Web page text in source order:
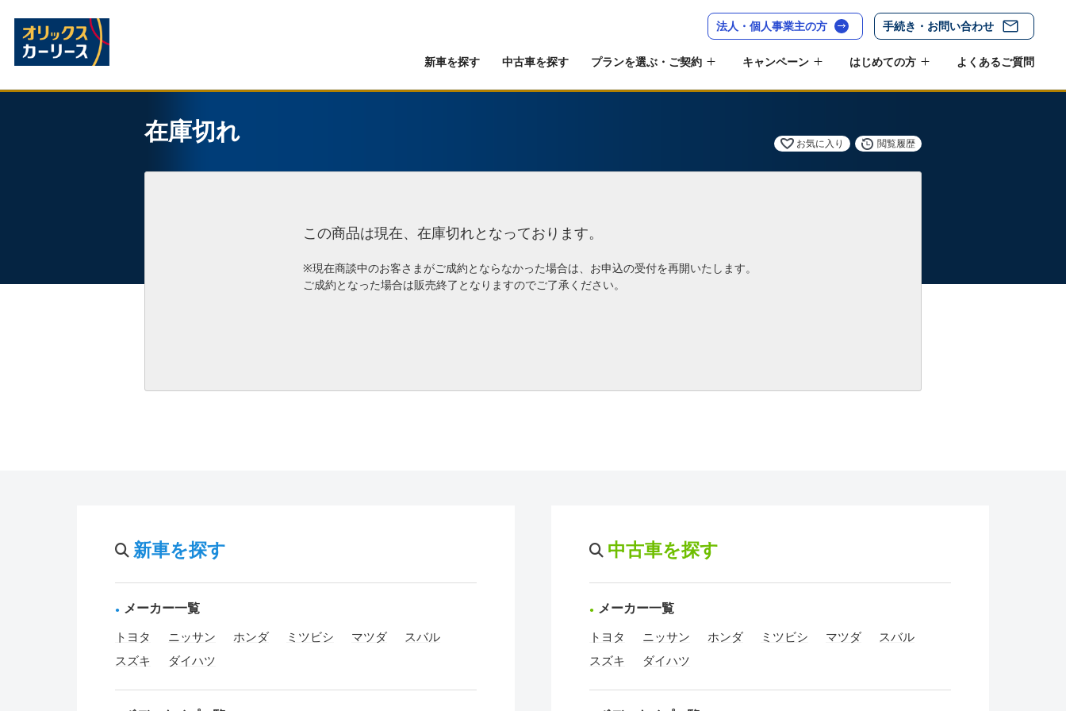
法人・個人事業主の方 手続き・お問い合わせ
新車を探す 中古車を探す プランを選ぶ・ご契約 キャンペーン はじめての方 よくあるご質問
在庫切れ お気に入り 閲覧履歴
この商品は現在、在庫切れとなっております。
※現在商談中のお客さまがご成約とならなかった場合は、お申込の受付を再開いたします。
ご成約となった場合は販売終了となりますのでご了承ください。
新車を探す
メーカー一覧
トヨタ ニッサン ホンダ ミツビシ マツダ
スバル
スズキ
ダイハツ
中古車を探す
メーカー一覧
トヨタ ニッサン ホンダ ミツビシ マツダ
スバル
スズキ
ダイハツ